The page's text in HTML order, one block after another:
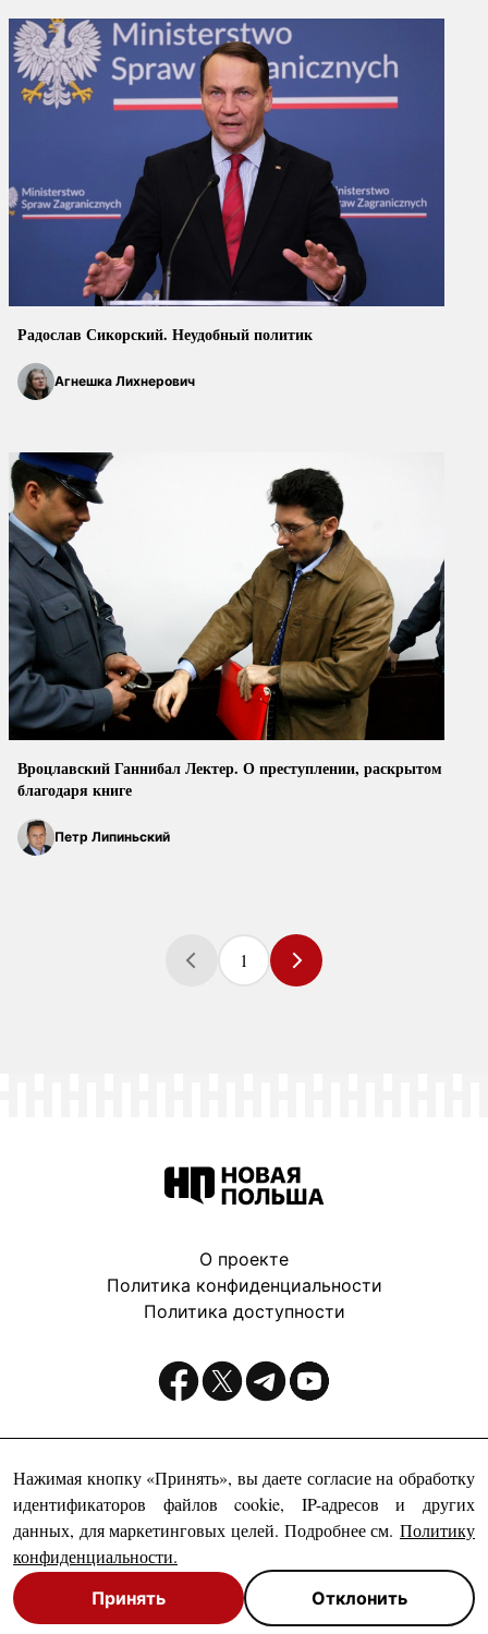
Радослав Сикорский. Неудобный политик
Агнешка Лихнерович
Вроцлавский Ганнибал Лектер. О преступлении, раскрытом
благодаря книге
Петр Липиньский
1
Нажимая кнопку «Принять», вы даете согласие на обработку
идентификаторов файлов cookie, IP-адресов и других
данных, для маркетинговых целей. Подробнее см. Политику
конфиденциальности.
Принять Отклонить
О проекте
Политика конфиденциальности
Политика доступности
© Новая Польша, 1999-2026